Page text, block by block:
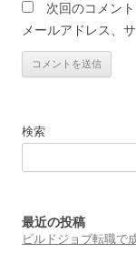
次回のコメン
メールアドレス、
検索
最近の投稿
ビルドジョブ転職で